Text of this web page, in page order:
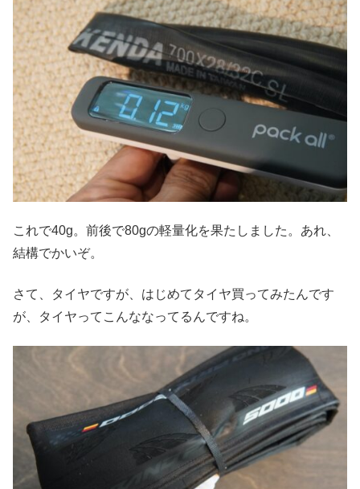
これで40g。前後で80gの軽量化を果たしました。あれ、
結構でかいぞ。
さて、タイヤですが、はじめてタイヤ買ってみたんです
が、タイヤってこんななってるんですね。